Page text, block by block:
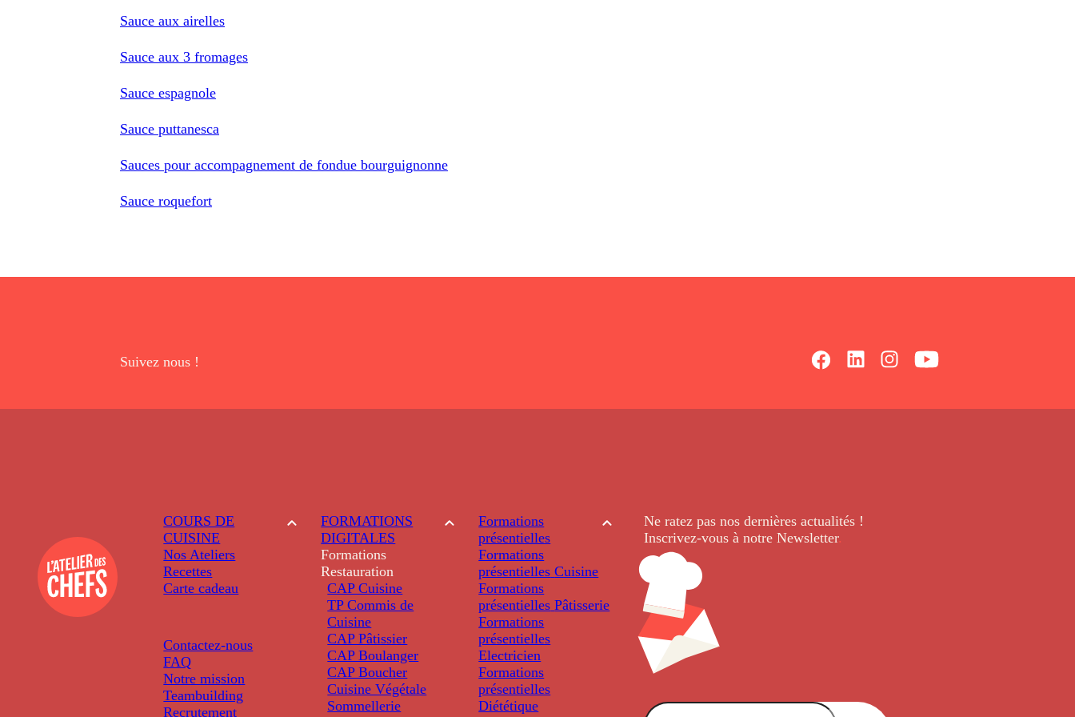
Sauce aux airelles
Sauce aux 3 fromages
Sauce espagnole
Sauce puttanesca
Sauces pour accompagnement de fondue bourguignonne
Sauce roquefort
Suivez nous !
COURS DE
CUISINE
Nos Ateliers
Recettes
Carte cadeau
Contactez-nous
FAQ
Notre mission
Teambuilding
Recrutement
FORMATIONS
DIGITALES
Formations
Restauration
CAP Cuisine
TP Commis de
Cuisine
CAP Pâtissier
CAP Boulanger
CAP Boucher
Cuisine Végétale
Sommellerie
Formations
présentielles
Formations
présentielles Cuisine
Formations
présentielles Pâtisserie
Formations
présentielles
Electricien
Formations
présentielles
Diététique
Ne ratez pas nos dernièresactualités !
Inscrivez-vous à notre Newsletter.